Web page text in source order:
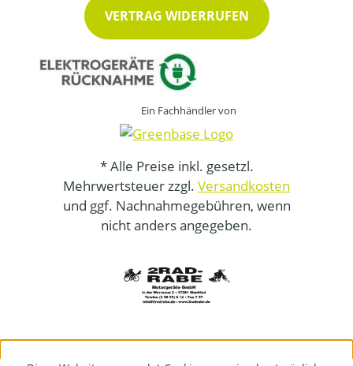
VERTRAG WIDERRUFEN
Ein Fachhändler von
* Alle Preise inkl. gesetzl.
Mehrwertsteuer zzgl. Versandkosten
und ggf. Nachnahmegebühren, wenn
nicht anders angegeben.